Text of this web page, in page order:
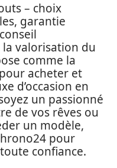
– choix
garantie
valorisation du
comme la
acheter et
d’occasion en
un passionné
de vos rêves ou
un modèle,
pour
confiance.